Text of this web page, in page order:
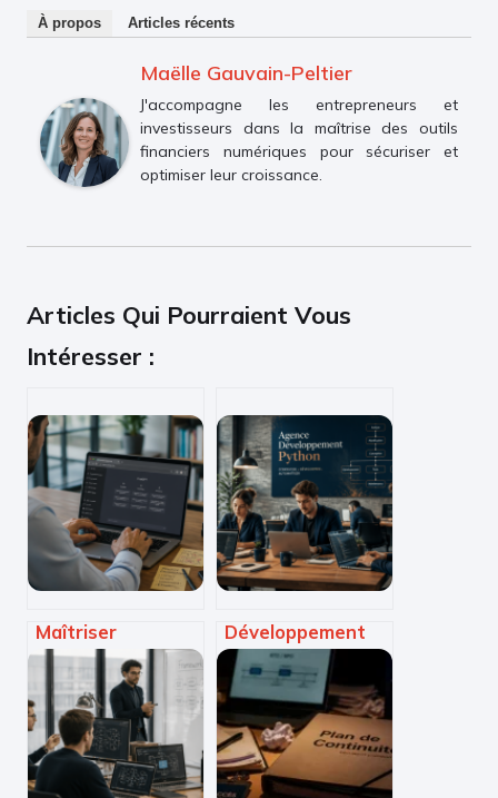
À propos Articles récents
Maëlle Gauvain-Peltier
J'accompagne les entrepreneurs et
investisseurs dans la maîtrise des outils
financiers numériques pour sécuriser et
optimiser leur croissance.
Articles Qui Pourraient Vous
Intéresser :
Maîtriser
l’utilisation de
ChatGPT : 3
techniques de
prompting pour
doubler votre
productivité
Développement
Python : 4 leviers
techniques pour
transformer vos
données en
avantage
compétitif